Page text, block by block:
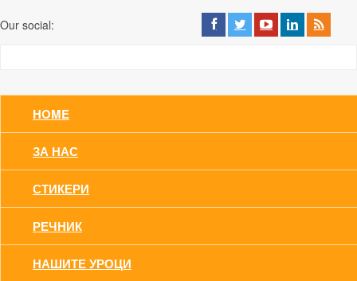
Our social:
HOME
ЗА НАС
СТИКЕРИ
РЕЧНИК
НАШИТЕ УРОЦИ